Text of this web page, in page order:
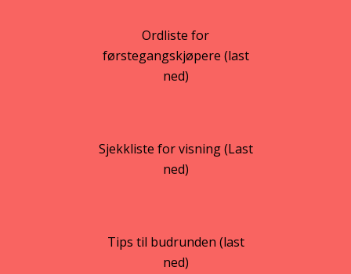
Ordliste for
førstegangskjøpere (last
ned)
Sjekkliste for visning (Last
ned)
Tips til budrunden (last
ned)